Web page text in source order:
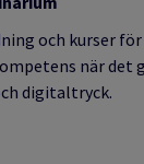
och kurser
när det
digitaltryck.